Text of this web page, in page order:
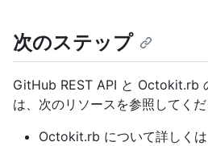
次のステップ
GitHub REST API と Octokit.rb
は、次のリソースを参照してくだ
Octokit.rb について詳しくは